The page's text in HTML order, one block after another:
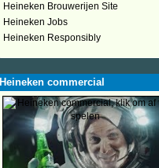
Heineken Brouwerijen Site
Heineken Jobs
Heineken Responsibly
Heineken commercial